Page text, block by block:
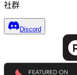
社群
Discord